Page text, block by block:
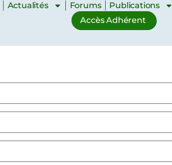
Actualités Forums Publications
Accès Adhérent